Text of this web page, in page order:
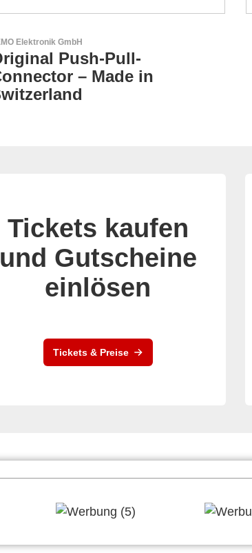
Aker Technology Co., Ltd.
AKER: Wo Präzision auf
Zuverlässigkeit trifft
Tickets kaufen
und Gutscheine
einlösen
Tickets & Preise